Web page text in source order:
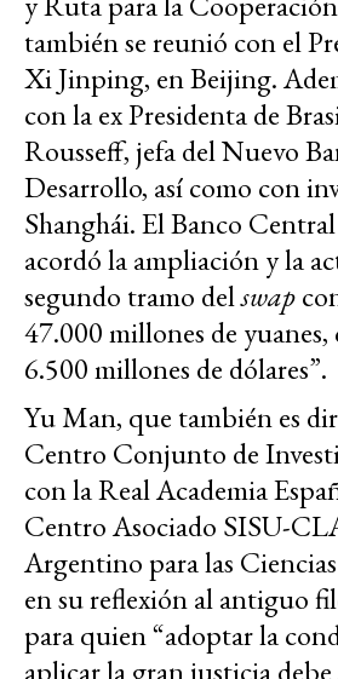
también se reunió con el
Xi Jinping, en Beijing.
con la ex Presidenta de
Rousseff, jefa del Nuevo
Desarrollo, así como con
Shanghái. El Banco
acordó la ampliación y la
segundo tramo delswap
47.000 millones de
6.500 millones de dólares”.
Yu Man, que también es
Centro Conjunto de
con la Real Academia
Centro Asociado SISU-
Argentino para las
en su reflexión al antiguo
para quien “adoptar la
aplicar la gran justicia debe